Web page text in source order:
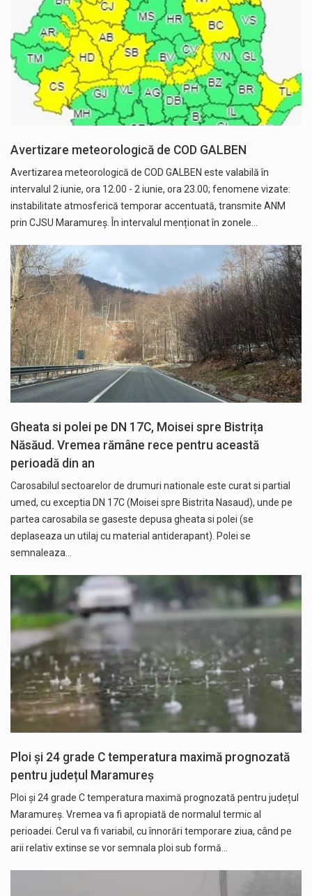
Avertizare meteorologică de COD GALBEN
Avertizarea meteorologică de COD GALBEN este valabilă în
intervalul 2 iunie, ora 12.00 - 2 iunie, ora 23.00; fenomene vizate:
instabilitate atmosferică temporar accentuată, transmite ANM
prin CJSU Maramureș. În intervalul menționat în zonele…
Gheata si polei pe DN 17C, Moisei spre Bistrița
Năsăud. Vremea rămâne rece pentru această
perioadă din an
Carosabilul sectoarelor de drumuri nationale este curat si partial
umed, cu exceptia DN 17C (Moisei spre Bistrita Nasaud), unde pe
partea carosabila se gaseste depusa gheata si polei (se
deplaseaza un utilaj cu material antiderapant). Polei se
semnaleaza…
Ploi și 24 grade C temperatura maximă prognozată
pentru județul Maramureș
Ploi și 24 grade C temperatura maximă prognozată pentru județul
Maramureș. Vremea va fi apropiată de normalul termic al
perioadei. Cerul va fi variabil, cu înnorări temporare ziua, când pe
arii relativ extinse se vor semnala ploi sub formă…